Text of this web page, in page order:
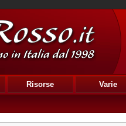
Risorse Varie